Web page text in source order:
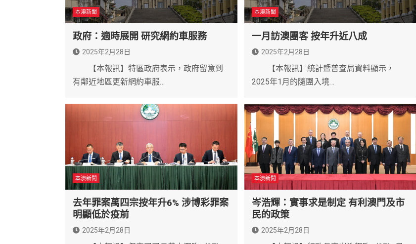
本澳新聞
政府：適時展開 研究網約車服務
2025年2月28日
【本報訊】特區政府表示，政府留意到
有鄰近地區更新網約車服…
本澳新聞
一月訪澳團客 按年升近八成
2025年2月28日
【本報訊】統計暨普查局資料顯示，
2025年1月的隨團入境…
本澳新聞
去年罪案萬四宗按年升6% 涉博彩罪案
明顯低於疫前
2025年2月28日
本澳新聞
岑浩輝：實事求是制定 有利澳門及市
民的政策
2025年2月28日